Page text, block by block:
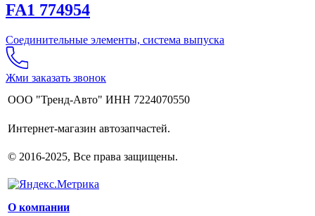
FA1 774954
Соединительные элементы, система выпуска
Жми заказать звонок
ООО "Тренд-Авто" ИНН 7224070550
Интернет-магазин автозапчастей.
© 2016-2025, Все права защищены.
О компании